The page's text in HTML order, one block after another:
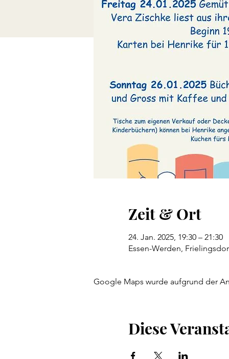
Zeit & Ort
24. Jan. 2025, 19:30 – 21:30
Essen-Werden,
Google Maps wurde aufgrund der
Diese